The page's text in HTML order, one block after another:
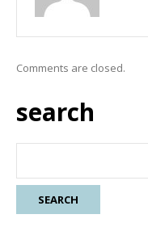
Comments are closed.
search